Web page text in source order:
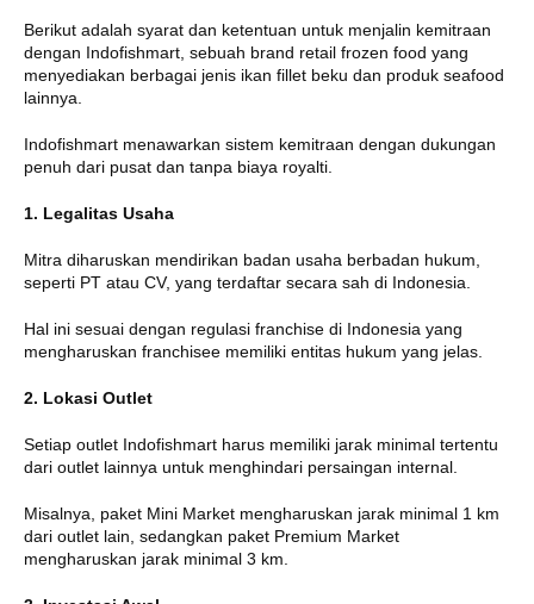
Berikut adalah syarat dan ketentuan untuk menjalin kemitraan
dengan Indofishmart, sebuah brand retail frozen food yang
menyediakan berbagai jenis ikan fillet beku dan produk seafood
lainnya.
Indofishmart menawarkan sistem kemitraan dengan dukungan
penuh dari pusat dan tanpa biaya royalti.
1. Legalitas Usaha
Mitra diharuskan mendirikan badan usaha berbadan hukum,
seperti PT atau CV, yang terdaftar secara sah di Indonesia.
Hal ini sesuai dengan regulasi franchise di Indonesia yang
mengharuskan franchisee memiliki entitas hukum yang jelas.
2. Lokasi Outlet
Setiap outlet Indofishmart harus memiliki jarak minimal tertentu
dari outlet lainnya untuk menghindari persaingan internal.
Misalnya, paket Mini Market mengharuskan jarak minimal 1 km
dari outlet lain, sedangkan paket Premium Market
mengharuskan jarak minimal 3 km.